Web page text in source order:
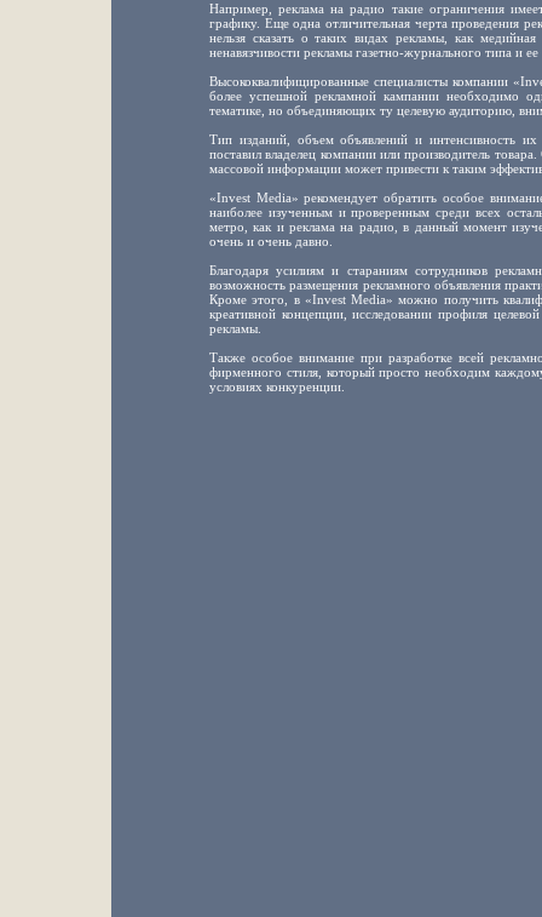
Например, реклама на радио такие ограничения
графику. Еще одна отличительная черта проведения
нельзя сказать о таких видах рекламы, как
ненавязчивости рекламы газетно-журнального типа и
Высококвалифицированные специалисты компании
более успешной рекламной кампании необходимо
тематике, но объединяющих ту целевую аудиторию,
Тип изданий, объем объявлений и интенсивность
поставил владелец компании или производитель
массовой информации может привести к таким
«Invest Media» рекомендует обратить особое
наиболее изученным и проверенным среди всех
метро, как и реклама на радио, в данный момент
очень и очень давно.
Благодаря усилиям и стараниям сотрудников
возможность размещения рекламного объявления
Кроме этого, в «Invest Media» можно получить
креативной концепции, исследовании профиля
рекламы.
Также особое внимание при разработке всей
фирменного стиля, который просто необходим
условиях конкуренции.